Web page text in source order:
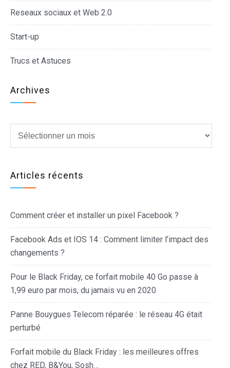
Reseaux sociaux et Web 2.0
Start-up
Trucs et Astuces
Archives
Articles récents
Comment créer et installer un pixel Facebook ?
Facebook Ads et IOS 14 : Comment limiter l’impact des
changements ?
Pour le Black Friday, ce forfait mobile 40 Go passe à
1,99 euro par mois, du jamais vu en 2020
Panne Bouygues Telecom réparée : le réseau 4G était
perturbé
Forfait mobile du Black Friday : les meilleures offres
chez RED, B&You, Sosh…